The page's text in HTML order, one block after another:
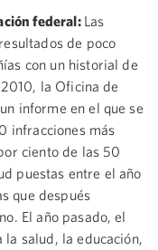
federal: Las
de poco
con un historial de
la Oficina de
informe en el que se
infracciones más
ciento de las 50
puestas entre el año
que después
El año pasado, el
salud, la educación,